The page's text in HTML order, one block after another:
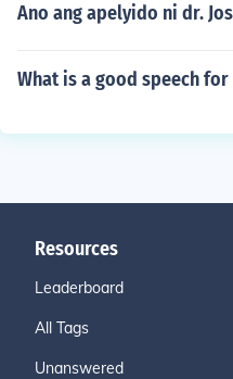
Ano ang apelyido ni dr.
What is a good speech
Resources
Leaderboard
All Tags
Unanswered